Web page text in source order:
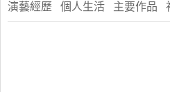
演藝經歷 個人生活 主要作品